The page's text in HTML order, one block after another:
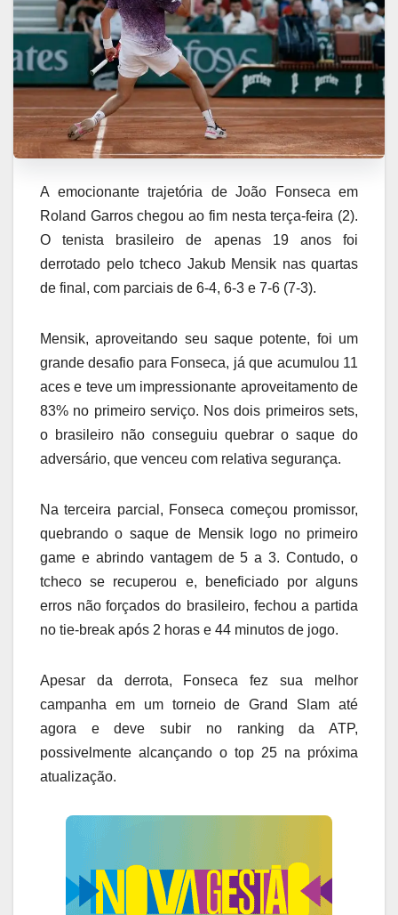
A emocionante trajetória de João Fonseca em
Roland Garros chegou ao fim nesta terça-feira (2).
O tenista brasileiro de apenas 19 anos foi
derrotado pelo tcheco Jakub Mensik nas quartas
de final, com parciais de 6-4, 6-3 e 7-6 (7-3).
Mensik, aproveitando seu saque potente, foi um
grande desafio para Fonseca, já que acumulou 11
aces e teve um impressionante aproveitamento de
83% no primeiro serviço. Nos dois primeiros sets,
o brasileiro não conseguiu quebrar o saque do
adversário, que venceu com relativa segurança.
Na terceira parcial, Fonseca começou promissor,
quebrando o saque de Mensik logo no primeiro
game e abrindo vantagem de 5 a 3. Contudo, o
tcheco se recuperou e, beneficiado por alguns
erros não forçados do brasileiro, fechou a partida
no tie-break após 2 horas e 44 minutos de jogo.
Apesar da derrota, Fonseca fez sua melhor
campanha em um torneio de Grand Slam até
agora e deve subir no ranking da ATP,
possivelmente alcançando o top 25 na próxima
atualização.